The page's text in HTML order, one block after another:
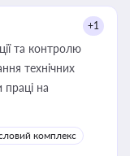
+1
та контролю
технічних
праці на
комплекс